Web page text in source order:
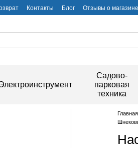
Контакты Блог Отзывы о магазине
Садово-
парковая
техника
Главная